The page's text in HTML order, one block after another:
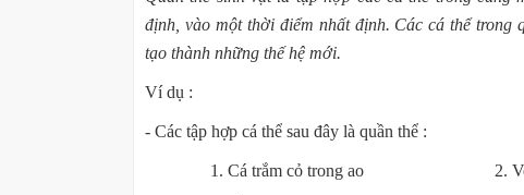
định, vào một thời điểm nhất định. Các cá thể trong
tạo thành những thế hệ mới.
Ví dụ :
- Các tập hợp cá thể sau đây là quần thể :
1. Cá trắm cỏ trong ao 2. Voi ở